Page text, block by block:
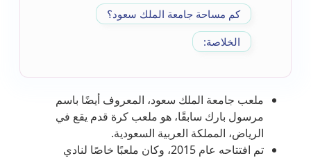
كم مساحة جامعة الملك سعود؟
الخلاصة:
ملعب جامعة الملك سعود، المعروف أيضًا باسم
مرسول بارك سابقًا، هو ملعب كرة قدم يقع في
الرياض، المملكة العربية السعودية.
تم افتتاحه عام 2015، وكان ملعبًا خاصًا لنادي